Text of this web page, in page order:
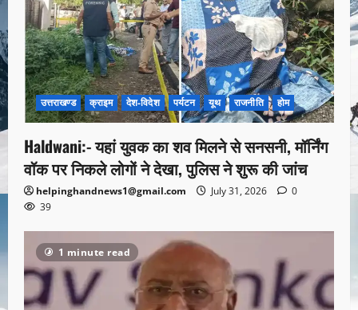
उत्तराखण्ड क्राइम देश-विदेश पर्यटन यूथ राजनीति होम
Haldwani:- यहां युवक का शव मिलने से सनसनी, मॉर्निंग
वॉक पर निकले लोगों ने देखा, पुलिस ने शुरू की जांच
helpinghandnews1@gmail.com July 31, 2026
0
39
1 minute read